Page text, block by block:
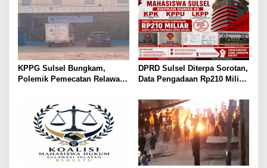
KPPG Sulsel Bungkam,
Polemik Pemecatan Relawan
DPRD Sulsel Diterpa Sorotan,
Data Pengadaan Rp210 Miliar
LKPP